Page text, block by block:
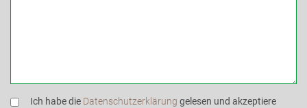
Ich habe die Datenschutzerklärung gelesen und akzeptiere